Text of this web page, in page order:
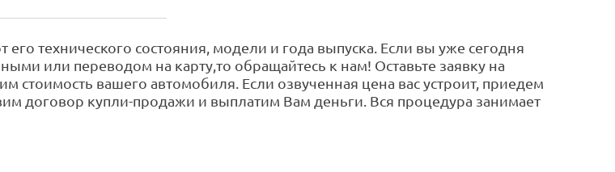
технического состояния, модели и года выпуска. Если вы уже сегодня
или переводом на карту,то обращайтесь к нам! Оставьте заявку на
стоимость вашего автомобиля. Если озвученная цена вас устроит, приедем
договор купли-продажи и выплатим Вам деньги. Вся процедура занимает